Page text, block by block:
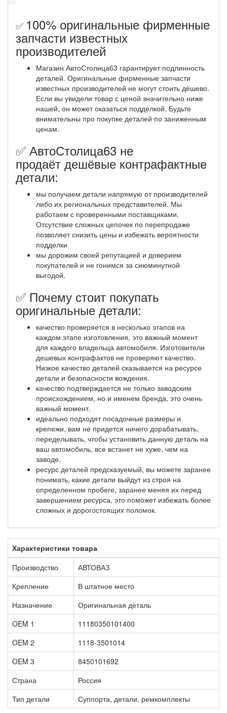
✅ 100% оригинальные фирменные
запчасти известных
производителей
Магазин АвтоСтолица63 гарантирует подлинность
деталей. Оригинальные фирменные запчасти
известных производителей не могут стоить дёшево.
Если вы увидели товар с ценой значительно ниже
нашей, он может оказаться подделкой. Будьте
внимательны про покупке деталей по заниженным
ценам.
✅ АвтоСтолица63 не
продаёт дешёвые контрафактные
детали:
мы получаем детали напрямую от производителей
либо их региональных представителей. Мы
работаем с проверенными поставщиками.
Отсутствие сложных цепочек по перепродаже
позволяет снизить цены и избежать вероятности
подделки
мы дорожим своей репутацией и доверием
покупателей и не гонимся за сиюминутной
выгодой.
✅ Почему стоит покупать
оригинальные детали:
качество проверяется в несколько этапов на
каждом этапе изготовления, это важный момент
для каждого владельца автомобиля. Изготовители
дешевых контрафактов не проверяют качество.
Низкое качество деталей сказывается на ресурсе
детали и безопасности вождения.
качество подтверждается не только заводским
происхождением, но и именем бренда, это очень
важный момент.
идеально подходят посадочные размеры и
крепежи, вам не придется ничего дорабатывать,
переделывать, чтобы установить данную деталь на
ваш автомобиль, все встанет не хуже, чем на
заводе.
ресурс деталей предсказуемый, вы можете заранее
понимать, какие детали выйдут из строя на
определенном пробеге, заранее меняя их перед
завершением ресурса, это поможет избежать более
сложных и дорогостоящих поломок.
Характеристики товара
Производство
АВТОВАЗ
Крепление
В штатное место
Назначение
Оригинальная деталь
OEM 1
11180350101400
OEM 2
1118-3501014
OEM 3
8450101692
Страна
Россия
Тип детали
Суппорта, детали, ремкомплекты